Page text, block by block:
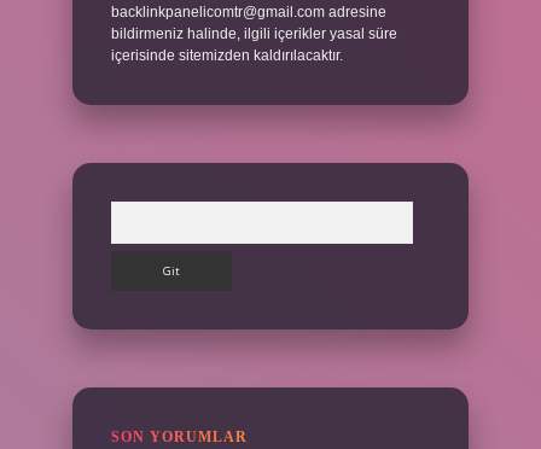
backlinkpanelicomtr@gmail.com adresine
bildirmeniz halinde, ilgili içerikler yasal süre
içerisinde sitemizden kaldırılacaktır.
SON YORUMLAR